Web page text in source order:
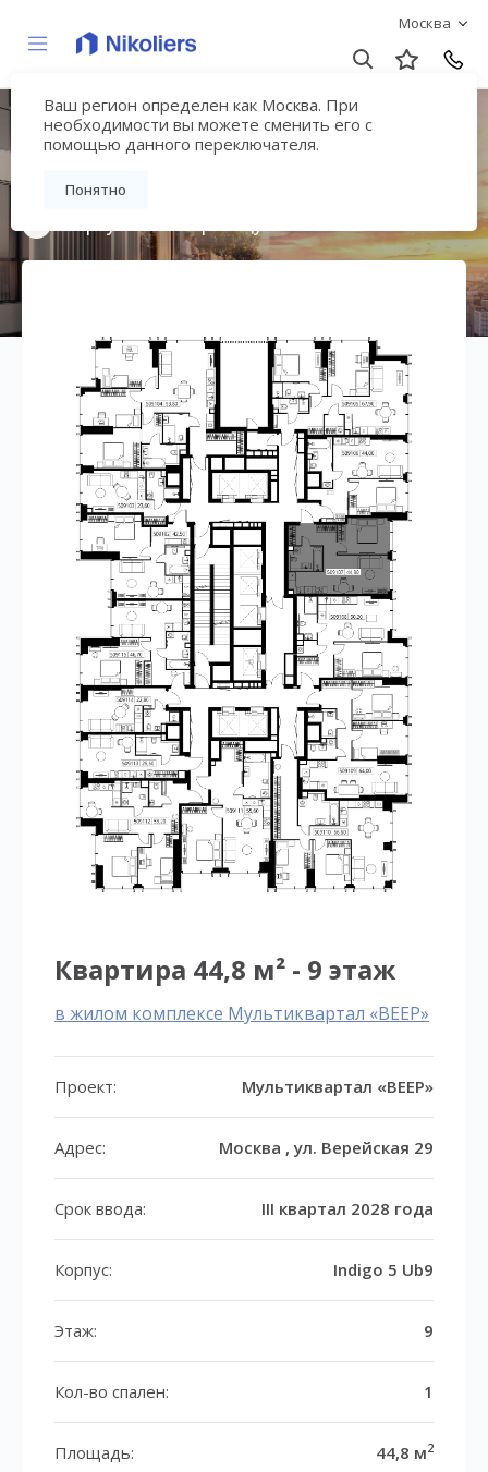
Москва
Ваш регион определен как Москва. При
необходимости вы можете сменить его с
помощью данного переключателя.
Понятно
Мультиквартал
«ВЕЕР»
Квартира 44,8 м² - 9 этаж
в жилом комплексе Мультиквартал «ВЕЕР»
Проект: Мультиквартал «ВЕЕР»
Адрес: Москва , ул. Верейская 29
Срок ввода: III квартал 2028 года
Корпус: Indigo 5 Ub9
Этаж: 9
Кол-во спален: 1
Площадь: 44,8 м2